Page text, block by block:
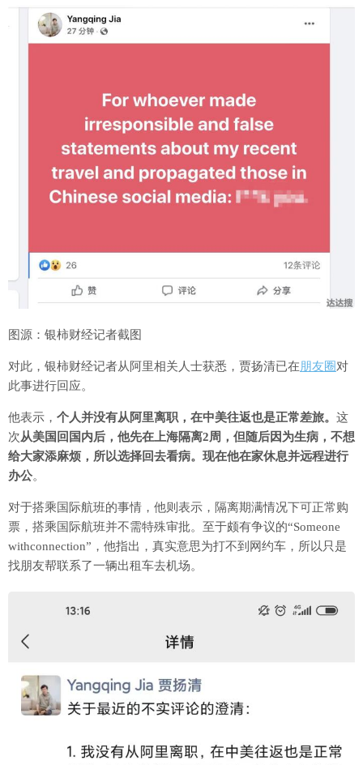
图源：银柿财经记者截图
对此，银柿财经记者从阿里相关人士获悉，贾扬清已在朋友圈对
此事进行回应。
他表示， 个人并没有从阿里离职，在中美往返也是正常差旅。 这
次从美国回国内后，他先在上海隔离2周，但随后因为生病，不想
给大家添麻烦，所以选择回去看病。现在他在家休息并远程进行
办公。
对于搭乘国际航班的事情，他则表示，隔离期满情况下可正常购
票，搭乘国际航班并不需特殊审批。至于颇有争议的“Someone
withconnection”，他指出，真实意思为打不到网约车，所以只是
找朋友帮联系了一辆出租车去机场。